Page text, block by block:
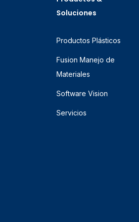
Soluciones
Productos Plásticos
Fusion Manejo de
Materiales
Software Vision
Servicios